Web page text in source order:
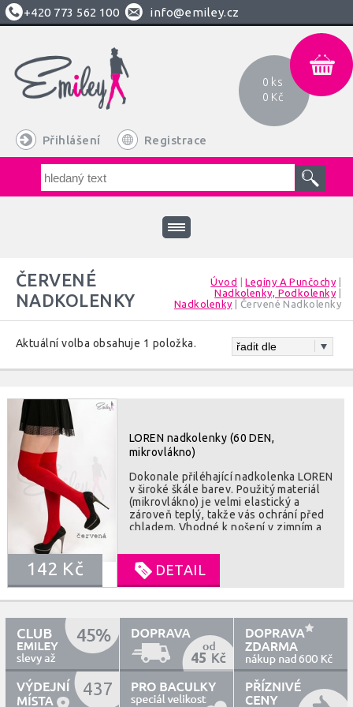
+420 773 562 100 info@emiley.cz
Přihlášení Registrace
0 ks
0 Kč
Úvod |Legíny A Punčochy
Nadkolenky, Podkolenky
Nadkolenky
Červené Nadkolenky
ČERVENÉ
NADKOLENKY
Aktuální volba obsahuje 1 položka.
LOREN nadkolenky (60 DEN,
mikrovlákno)
Dokonale přiléhající nadkolenka LOREN
v široké škále barev. Použitý materiál
(mikrovlákno) je velmi elastický a
zároveň teplý, takže vás ochrání před
chladem. Vhodné k nošení v zimním a
polyamid, 21% elastan
142 Kč DETAIL
45 600
437